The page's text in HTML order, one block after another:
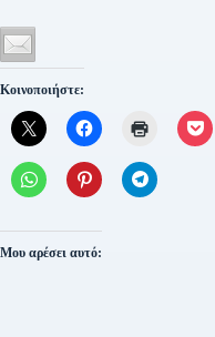
Κοινοποιήστε:
Μου αρέσει αυτό: